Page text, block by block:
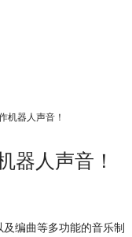
机器人声音！
器人声音！
及编曲等多功能的音乐制